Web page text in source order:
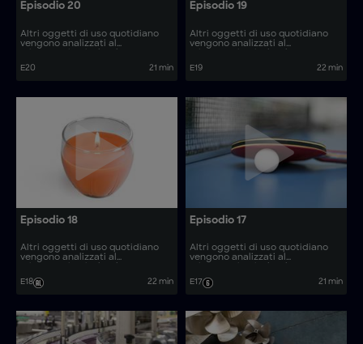
Episodio 20
Altri oggetti di uso quotidiano
vengono analizzati al
vengono prodotti. Come si
realizzano articoli come le tavole
E20 21 min
Episodio 19
Altri oggetti di uso quotidiano
vengono analizzati al
vengono prodotti. Come si
realizzano articoli come i cilindri
E19 22 min
Episodio 18
Altri oggetti di uso quotidiano
vengono analizzati al
vengono prodotti. Come si
realizzano articoli come le
E18 22 min
Episodio 17
Altri oggetti di uso quotidiano
vengono analizzati al
vengono prodotti. Come si
realizzano articoli come i kit di
E17 21 min